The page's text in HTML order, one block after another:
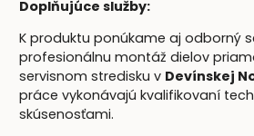
Doplňujúce služby:
K produktu ponúkame aj odborný
profesionálnu montáž dielov
servisnom stredisku v Devínskej
práce vykonávajú kvalifikovaní
skúsenosťami.